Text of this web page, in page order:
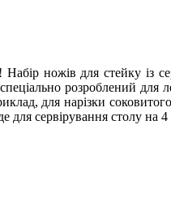
ножів для стейку із
розроблений для
для нарізки
для сервірування столу на